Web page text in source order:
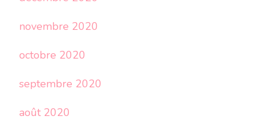
novembre 2020
octobre 2020
septembre 2020
août 2020